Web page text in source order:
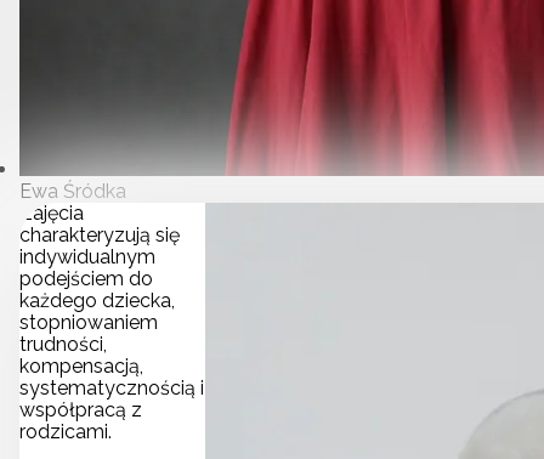
Ewa Śródka
Zajęcia
charakteryzują się
indywidualnym
podejściem do
każdego dziecka,
stopniowaniem
trudności,
kompensacją,
systematycznością i
współpracą z
rodzicami.